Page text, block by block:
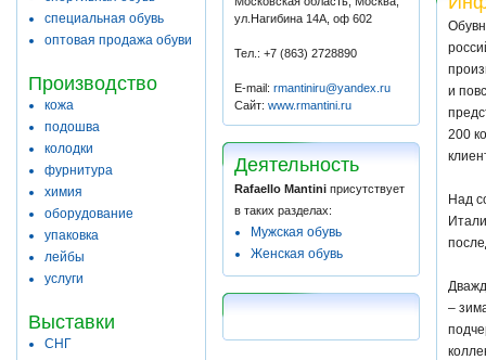
специальная обувь
оптовая продажа обуви
Производство
кожа
подошва
колодки
фурнитура
химия
оборудование
упаковка
лейбы
услуги
Выставки
СНГ
ул.Нагибина 14А, оф 602
Тел.: +7 (863) 2728890
E-mail: rmantiniru@yandex.ru
Сайт: www.rmantini.ru
Деятельность
Rafaello Mantini присутствует
в таких разделах:
Мужская обувь
Женская обувь
и
200
Над
–